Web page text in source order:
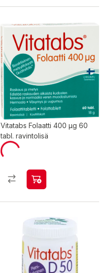
Vitatabs Folaatti 400 µg 60
tabl. ravintolisä